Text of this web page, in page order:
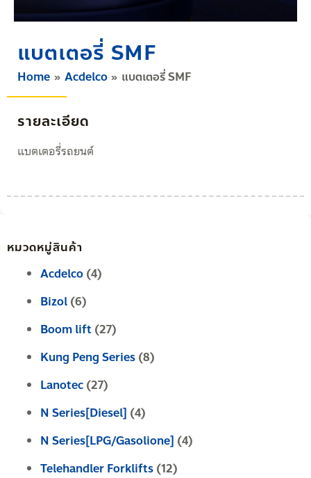
แบตเตอรี่ SMF
Home Acdelco แบตเตอรี่ SMF
รายละเอียด
แบตเตอรี่รถยนต์
หมวดหมู่สินค้า
Acdelco (4)
Bizol (6)
Boom lift (27)
Kung Peng Series (8)
Lanotec (27)
N Series[Diesel] (4)
N Series[LPG/Gasolione] (4)
Telehandler Forklifts (12)